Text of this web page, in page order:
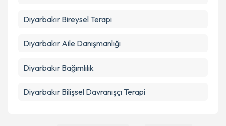
Diyarbakır Bireysel Terapi
Diyarbakır Aile Danışmanlığı
Diyarbakır Bağımlılık
Diyarbakır Bilişsel Davranışçı Terapi